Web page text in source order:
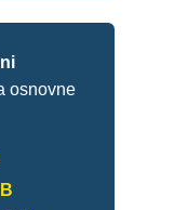
osnovne